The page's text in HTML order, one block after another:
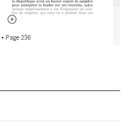
• Page 236